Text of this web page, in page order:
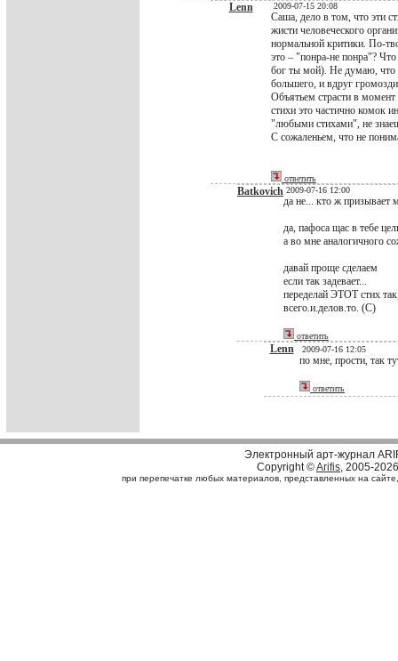
Lenn 2009-07-15 20:08
Саша, дело в том, что эти
жисти человеческого
нормальной критики. По-
это – "понра-не понра"? Что
бог ты мой). Не думаю, что
большего, и вдруг
Объятьем страсти в момент
стихи это частично комок
"любыми стихами", не
С сожаленьем, что не
ответить
Batkovich 2009-07-16 12:00
да не... кто ж призывает
да, пафоса щас в тебе
а во мне аналогичного
давай проще сделаем
если так задевает...
переделай ЭТОТ стих
всего.и.делов.то. (С)
ответить
Lenn 2009-07-16 12:05
по мне, прости, так
ответить
Электронный арт-журнал
Copyright ©Arifis, 2005-2026
при перепечатке любых материалов, представленных на